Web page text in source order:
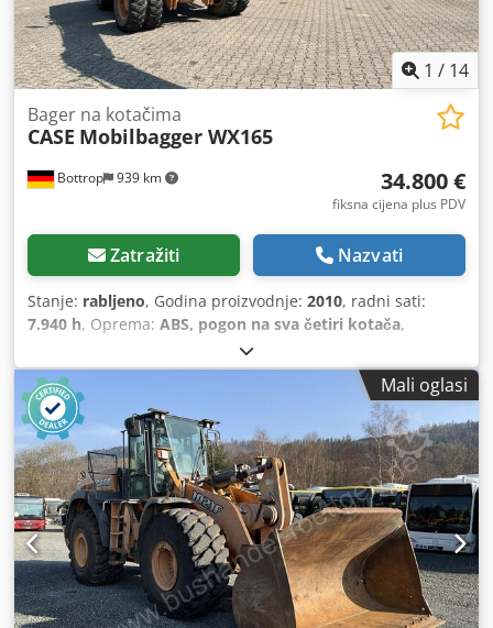
1 / 14
Bottrop 939 km
Bager na kotačima
CASE Mobilbagger WX165
34.800 €
fiksna cijena plus PDV
Zatražiti Nazvati
Stanje: rabljeno, Godina proizvodnje: 2010, radni sati:
7.940 h, Oprema: ABS, pogon na sva četiri kotača,
Mali oglasi